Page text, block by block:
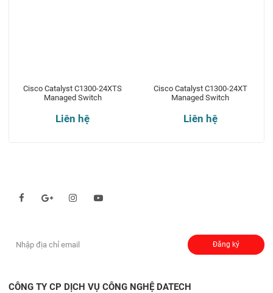
Cisco Catalyst C1300-24XTS
Managed Switch
Liên hệ
Cisco Catalyst C1300-24XT
Managed Switch
Liên hệ
Đăng ký
CÔNG TY CP DỊCH VỤ CÔNG NGHỆ DATECH